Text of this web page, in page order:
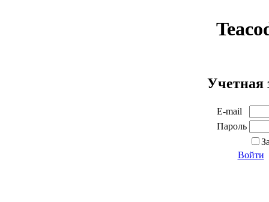
Учетная
E-mail
Пароль
Войти